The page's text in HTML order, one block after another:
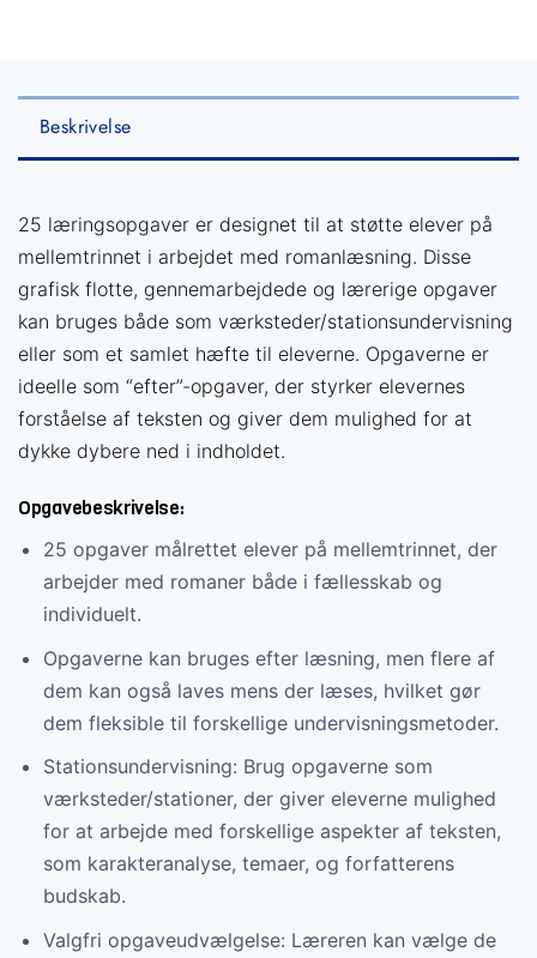
Beskrivelse
25 læringsopgaver er designet til at støtte elever på
mellemtrinnet i arbejdet med romanlæsning. Disse
grafisk flotte, gennemarbejdede og lærerige opgaver
kan bruges både som værksteder/stationsundervisning
eller som et samlet hæfte til eleverne. Opgaverne er
ideelle som “efter”-opgaver, der styrker elevernes
forståelse af teksten og giver dem mulighed for at
dykke dybere ned i indholdet.
Opgavebeskrivelse:
25 opgaver målrettet elever på mellemtrinnet, der
arbejder med romaner både i fællesskab og
individuelt.
Opgaverne kan bruges efter læsning, men flere af
dem kan også laves mens der læses, hvilket gør
dem fleksible til forskellige undervisningsmetoder.
Stationsundervisning: Brug opgaverne som
værksteder/stationer, der giver eleverne mulighed
for at arbejde med forskellige aspekter af teksten,
som karakteranalyse, temaer, og forfatterens
budskab.
Valgfri opgaveudvælgelse: Læreren kan vælge de